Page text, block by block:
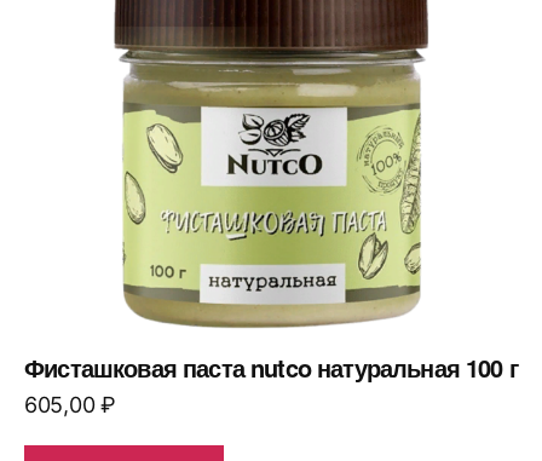
Фисташковая паста nutco натуральная 100 г
605,00₽